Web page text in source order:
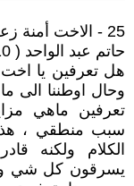
25 - الاخت أمنة زعلانة
حاتم عبد الواحد ( 2010 / 8 / 11 - 13:41 )
هل تعرفين يا اخت
وحال اوطننا الى
تعرفين ماهي
سبب منطقي ، هذا
الكلام ولكنه
يسرقون كل شي